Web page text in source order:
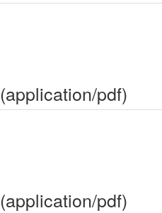
(application/pdf)
(application/pdf)